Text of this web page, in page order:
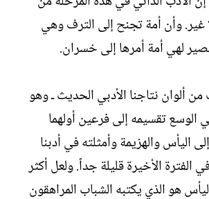
غير. وأن أمة تجنح إلى الترف وهي
لهي أمة أمرها إلى خسران.‏
من ألوان نتاجنا الأدبي الحديث ـ وهو
الوسع تقسيمه إلى فرعين أولهما
اليأس والهزيمة وأمثلته في أدبنا
الأخيرة قليلة جداً. ولعل أكثر
هو الذي يكتبه الشباب المراهقون